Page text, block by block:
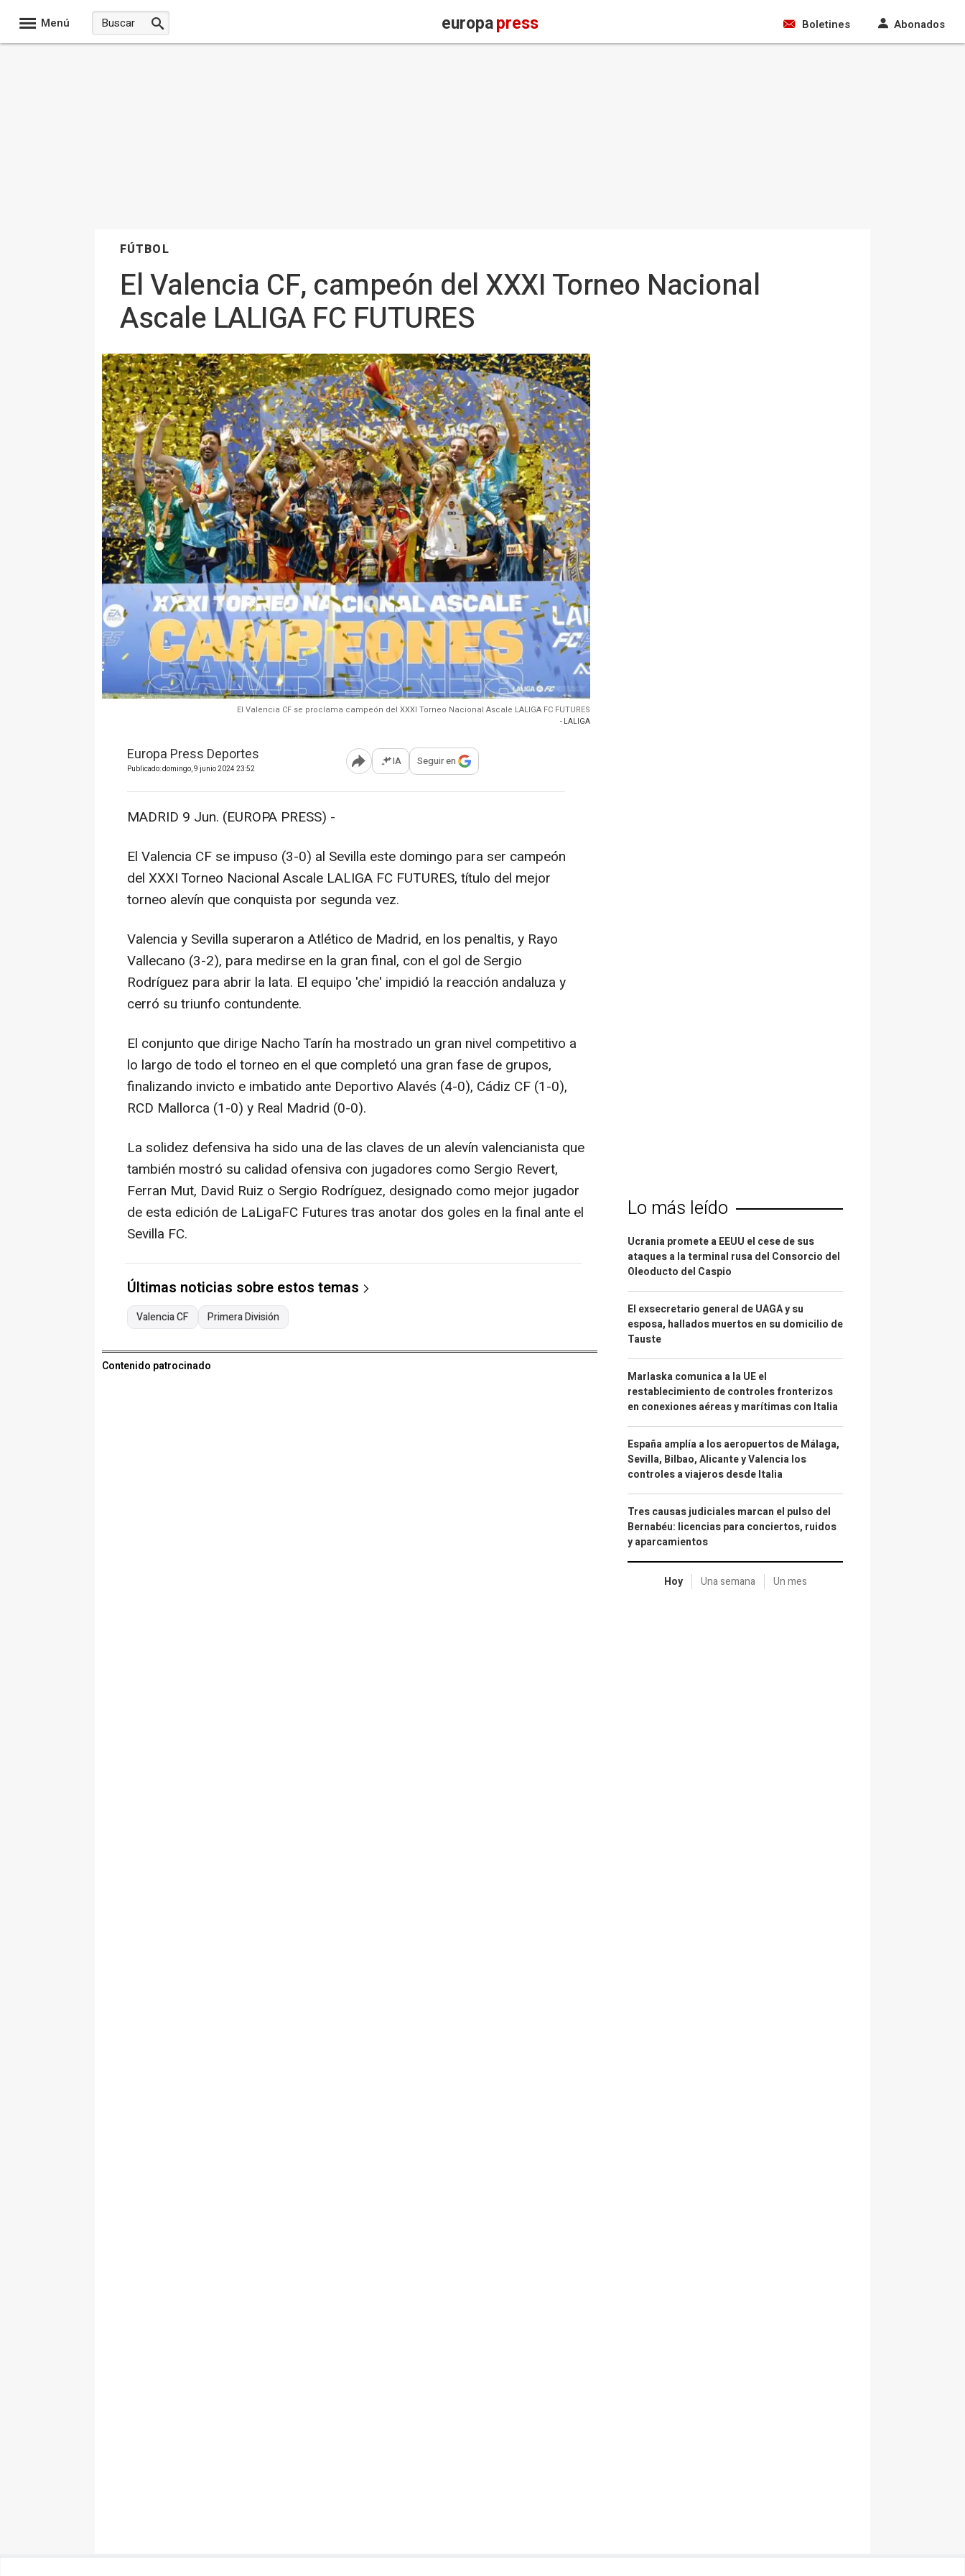
Menú europapress Boletines Abonados
FÚTBOL
El Valencia CF, campeón del XXXI Torneo Nacional
Ascale LALIGA FC FUTURES
El Valencia CF se proclama campeón del XXXI Torneo Nacional Ascale LALIGA FC FUTURES
- LALIGA
Europa Press Deportes
Publicado: domingo, 9 junio 2024 23:52 Abrir opciones para compartir
IA Seguir en
MADRID 9 Jun. (EUROPA PRESS) -
El Valencia CF se impuso (3-0) al Sevilla este domingo para ser campeón
del XXXI Torneo Nacional Ascale LALIGA FC FUTURES, título del mejor
torneo alevín que conquista por segunda vez.
Valencia y Sevilla superaron a Atlético de Madrid, en los penaltis, y Rayo
Vallecano (3-2), para medirse en la gran final, con el gol de Sergio
Rodríguez para abrir la lata. El equipo 'che' impidió la reacción andaluza y
cerró su triunfo contundente.
El conjunto que dirige Nacho Tarín ha mostrado un gran nivel competitivo a
lo largo de todo el torneo en el que completó una gran fase de grupos,
finalizando invicto e imbatido ante Deportivo Alavés (4-0), Cádiz CF (1-0),
RCD Mallorca (1-0) y Real Madrid (0-0).
La solidez defensiva ha sido una de las claves de un alevín valencianista que
también mostró su calidad ofensiva con jugadores como Sergio Revert,
Ferran Mut, David Ruiz o Sergio Rodríguez, designado como mejor jugador
de esta edición de LaLigaFC Futures tras anotar dos goles en la final ante el
Sevilla FC.
Últimas noticias sobre estos temas
Valencia CF Primera División
Contenido patrocinado
Lo más leído
Ucrania promete a EEUU el cese de sus
ataques a la terminal rusa del Consorcio del
Oleoducto del Caspio
El exsecretario general de UAGA y su
esposa, hallados muertos en su domicilio de
Tauste
Marlaska comunica a la UE el
restablecimiento de controles fronterizos
en conexiones aéreas y marítimas con Italia
España amplía a los aeropuertos de Málaga,
Sevilla, Bilbao, Alicante y Valencia los
controles a viajeros desde Italia
Tres causas judiciales marcan el pulso del
Bernabéu: licencias para conciertos, ruidos
y aparcamientos
Hoy Una semana Un mes